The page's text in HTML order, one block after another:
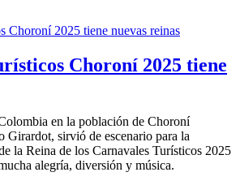
Choroní 2025 tiene
en la población de Choroní
Girardot, sirvió de escenario para la
la Reina de los Carnavales Turísticos 2025
alegría, diversión y música.